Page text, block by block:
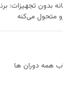
متحول می‌کنه